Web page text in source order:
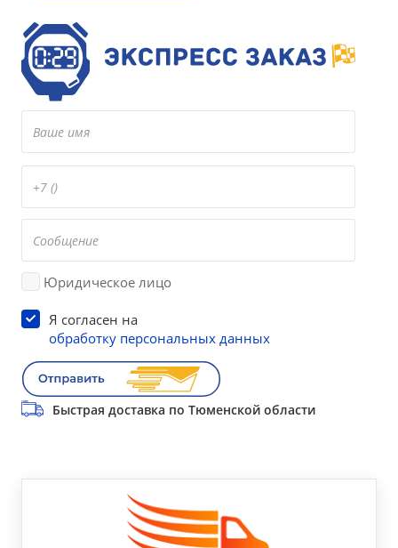
Юридическое лицо
Я согласен на
обработку персональных данных
Быстрая доставка по Тюменской области